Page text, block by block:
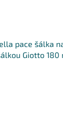
pace šálka
Giotto 180